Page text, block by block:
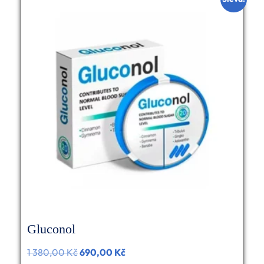
Gluconol
1 380,00KčPůvodní
690,00 KčAktuální